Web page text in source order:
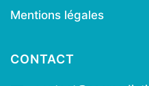
Mentions légales
CONTACT